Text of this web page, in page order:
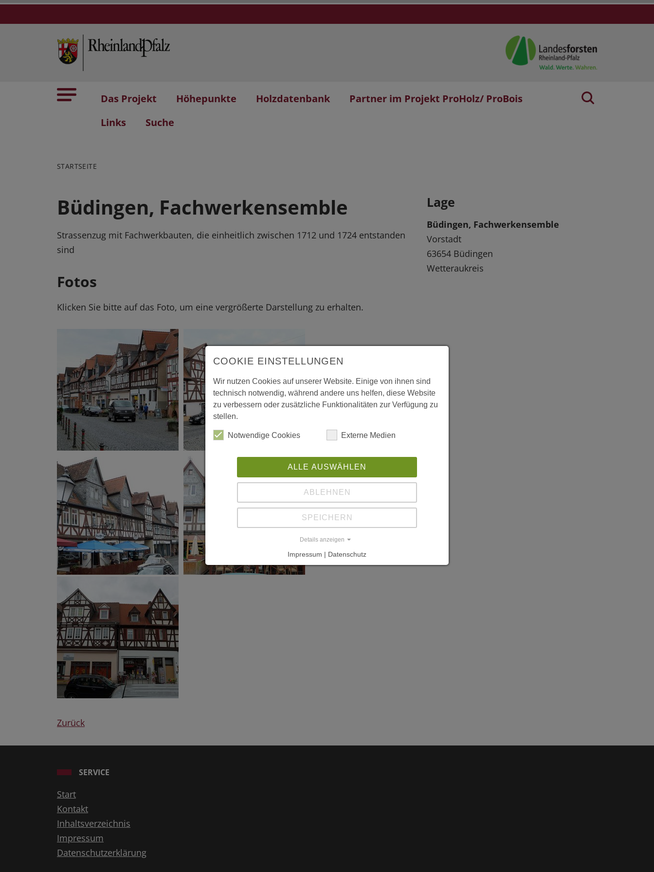
Das Projekt Höhepunkte Holzdatenbank
Partner im Projekt ProHolz/ ProBois
Links
Suche
STARTSEITE
Büdingen, Fachwerkensemble
Strassenzug mit Fachwerkbauten, die einheitlich zwischen 1712 und 1724 entstanden
sind
Fotos
Klicken Sie bitte auf das Foto, um eine vergrößerte Darstellung zu erhalten.
Zurück
Lage
Büdingen, Fachwerkensemble
Vorstadt
63654 Büdingen
Wetteraukreis
SERVICE
Start
Kontakt
Inhaltsverzeichnis
Impressum
Datenschutzerklärung
COOKIE EINSTELLUNGEN
Wir nutzen Cookies auf unserer Website. Einige von ihnen sind
technisch notwendig, während andere uns helfen, diese Website
zu verbessern oder zusätzliche Funktionalitäten zur Verfügung zu
stellen.
Notwendige Cookies Externe Medien
ALLE AUSWÄHLEN
ABLEHNEN
SPEICHERN
Details anzeigen
Impressum | Datenschutz